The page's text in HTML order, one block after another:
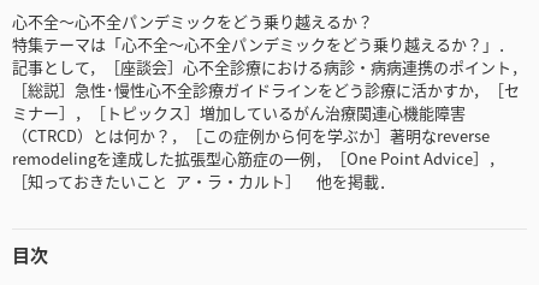
心不全～心不全パンデミックをどう乗り越えるか？
特集テーマは「心不全～心不全パンデミックをどう乗り越えるか？」．
記事として，［座談会］心不全診療における病診・病病連携のポイント，
［総説］急性･慢性心不全診療ガイドラインをどう診療に活かすか，［セ
ミナー］，［トピックス］増加しているがん治療関連心機能障害
（CTRCD）とは何か？，［この症例から何を学ぶか］著明なreverse
remodelingを達成した拡張型心筋症の一例，［One Point Advice］，
［知っておきたいこと ア・ラ・カルト］ 他を掲載．
目次